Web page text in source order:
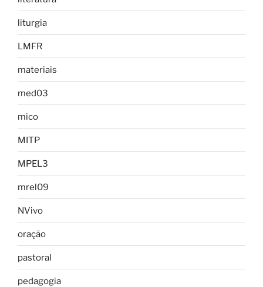
liturgia
LMFR
materiais
med03
mico
MITP
MPEL3
mrel09
NVivo
oração
pastoral
pedagogia